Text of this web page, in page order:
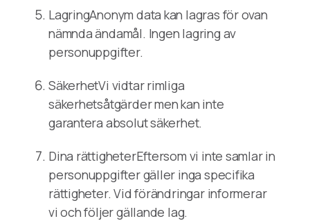
LagringAnonym data kan lagras för ovan
nämnda ändamål. Ingen lagring av
personuppgifter.
SäkerhetVi vidtar rimliga
säkerhetsåtgärder men kan inte
garantera absolut säkerhet.
Dina rättigheterEftersom vi inte samlar in
personuppgifter gäller inga specifika
rättigheter. Vid förändringar informerar
vi och följer gällande lag.